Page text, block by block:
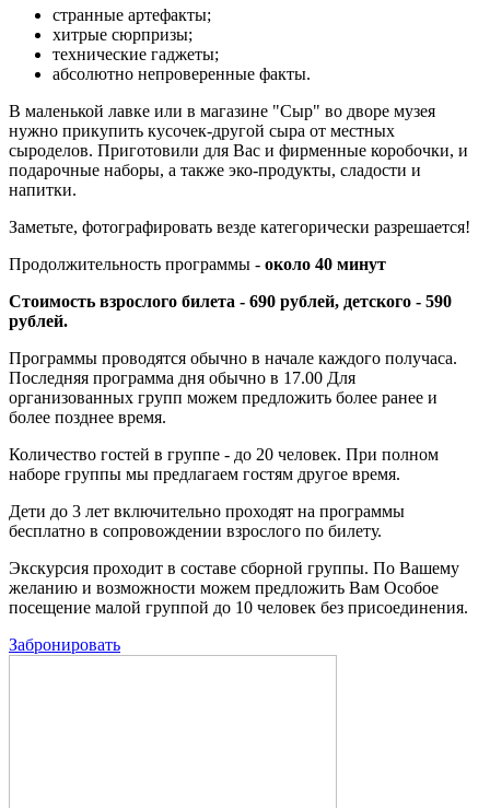
странные артефакты;
хитрые сюрпризы;
технические гаджеты;
абсолютно непроверенные факты.
В маленькой лавке или в магазине "Сыр" во дворе музея
нужно прикупить кусочек-другой сыра от местных
сыроделов. Приготовили для Вас и фирменные коробочки, и
подарочные наборы, а также эко-продукты, сладости и
напитки.
Заметьте, фотографировать везде категорически разрешается!
Продолжительность программы - около 40 минут
Стоимость взрослого билета - 690 рублей, детского - 590
рублей.
Программы проводятся обычно в начале каждого получаса.
Последняя программа дня обычно в 17.00 Для
организованных групп можем предложить более ранее и
более позднее время.
Количество гостей в группе - до 20 человек. При полном
наборе группы мы предлагаем гостям другое время.
Дети до 3 лет включительно проходят на программы
бесплатно в сопровождении взрослого по билету.
Экскурсия проходит в составе сборной группы. По Вашему
желанию и возможности можем предложить Вам Особое
посещение малой группой до 10 человек без присоединения.
Забронировать